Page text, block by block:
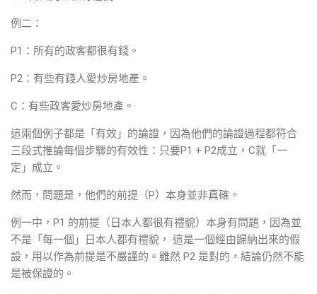
例二：
P1：所有的政客都很有錢。
P2：有些有錢人愛炒房地產。
C：有些政客愛炒房地產。
這兩個例子都是「有效」的論證，因為他們的論證過程都符合
三段式推論每個步驟的有效性：只要P1 + P2成立，C就「一
定」成立。
然而，問題是，他們的前提（P）本身並非真確。
例一中，P1 的前提（日本人都很有禮貌）本身有問題，因為並
不是「每一個」日本人都有禮貌， 這是一個經由歸納出來的假
設，用以作為前提是不嚴謹的。雖然 P2 是對的，結論仍然不能
是被保證的。